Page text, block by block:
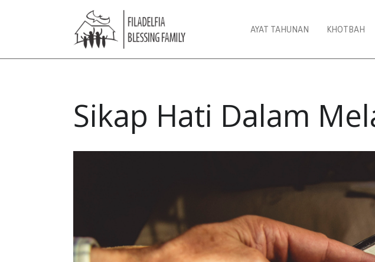
AYAT TAHUNAN KHOTBAH
Sikap Hati Dalam